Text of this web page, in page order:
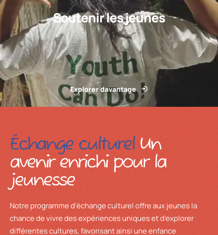
Soutenir les jeunes
Explorer davantage
Échange culturel Un
avenir enrichi pour la
jeunesse
Notre programme d’échange culturel offre aux jeunes la
chance de vivre des expériences uniques et d’explorer
différentes cultures, favorisant ainsi une enfance